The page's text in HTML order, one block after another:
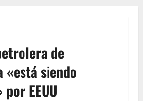
de
«está siendo
EEUU